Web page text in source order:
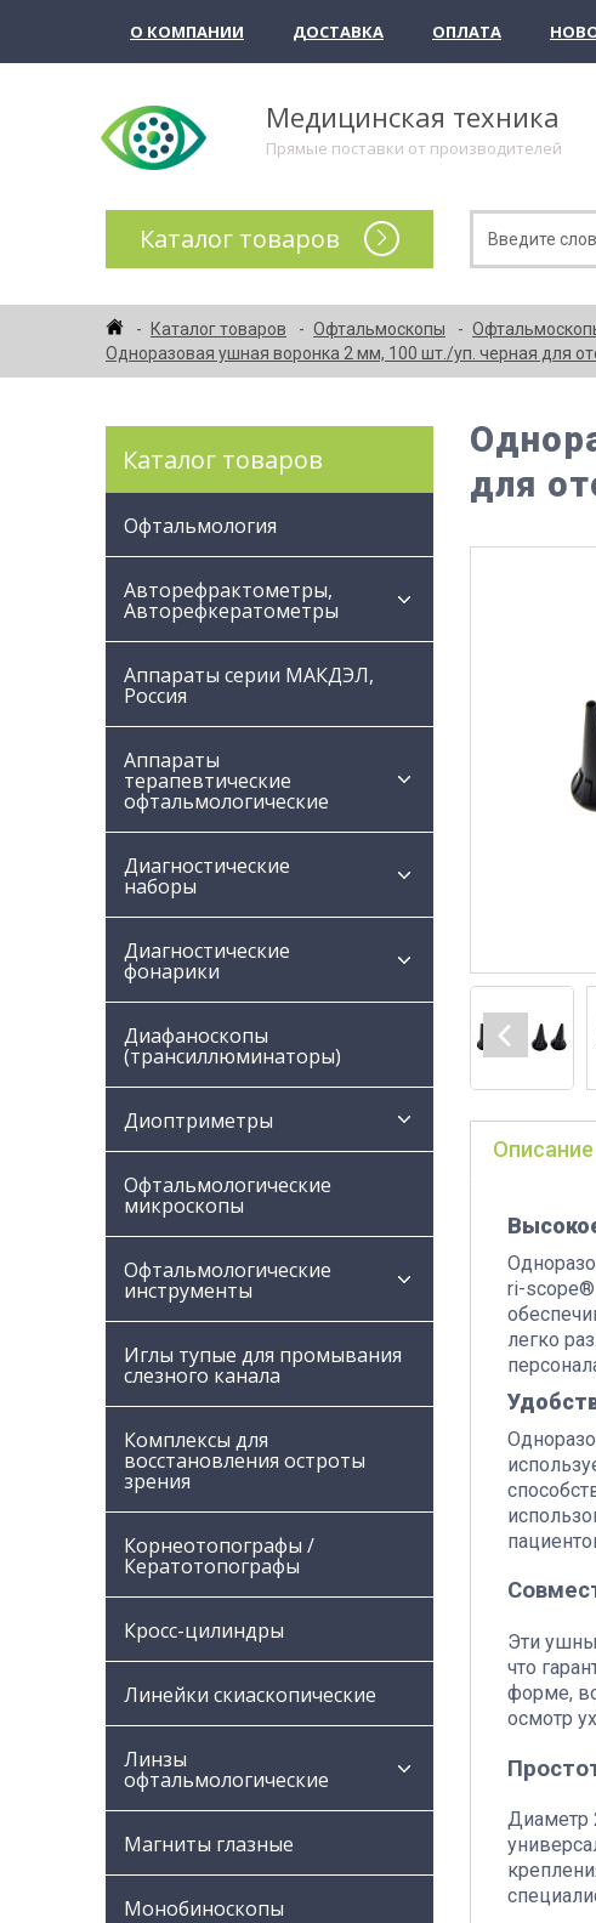
О КОМПАНИИ ДОСТАВКА ОПЛАТА
Медицинская техника
Прямые поставки от производителей
Каталог товаров
Каталог товаров Офтальмоскопы
Одноразовая ушная воронка 2 мм, 100 шт./уп. черная для
Каталог товаров
Офтальмология
Авторефрактометры,
Авторефкератометры
Аппараты серии МАКДЭЛ,
Россия
Аппараты
терапевтические
офтальмологические
Диагностические
наборы
Диагностические
фонарики
Диафаноскопы
(трансиллюминаторы)
Диоптриметры
Офтальмологические
микроскопы
Офтальмологические
инструменты
Иглы тупые для промывания
слезного канала
Комплексы для
восстановления остроты
зрения
Корнеотопографы /
Кератотопографы
Кросс-цилиндры
Линейки скиаскопические
Линзы
офтальмологические
Магниты глазные
Монобиноскопы
для
Описание
ri-scope®
легко
Эти
что
форме,
осмотр
Диаметр